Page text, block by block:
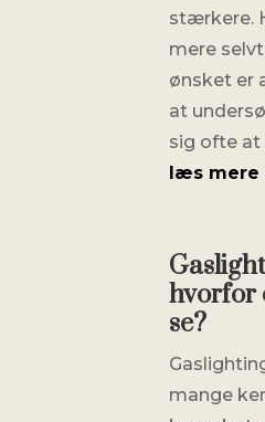
stærkere.
mere
ønsket er
at
sig ofte at
læs mere
hvorfor
se?
mange